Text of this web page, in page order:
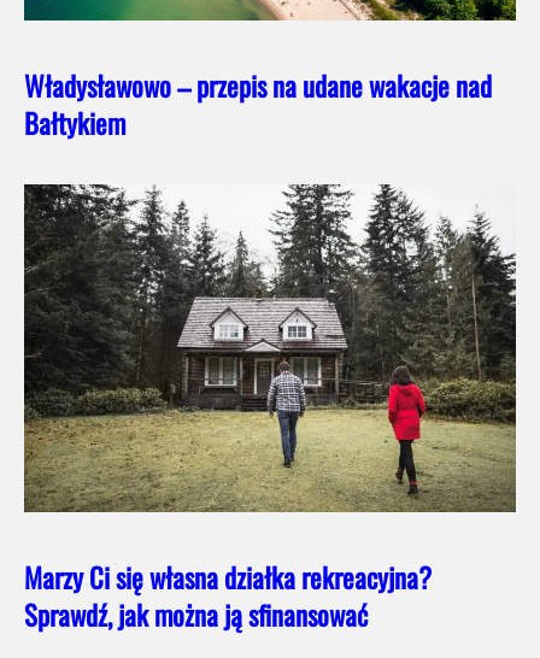
Władysławowo – przepis na udane wakacje nad
Bałtykiem
Marzy Ci się własna działka rekreacyjna?
Sprawdź, jak można ją sfinansować